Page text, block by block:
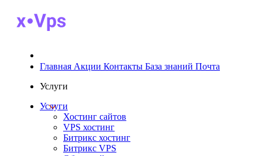
Главная Акции Контакты База знаний Почта
Услуги
Услуги
Хостинг сайтов
VPS хостинг
Битрикс хостинг
Битрикс VPS